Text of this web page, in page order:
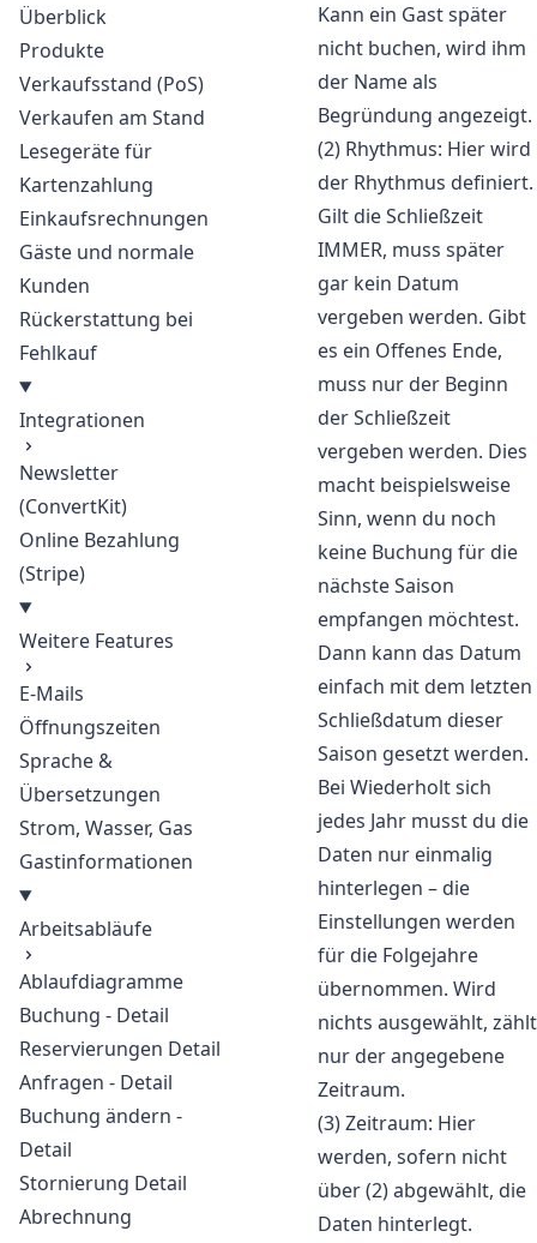
Überblick
Produkte
Verkaufsstand (PoS)
Verkaufen am Stand
Lesegeräte für
Kartenzahlung
Einkaufsrechnungen
Gäste und normale
Kunden
Rückerstattung bei
Fehlkauf
Integrationen
Newsletter
(ConvertKit)
Online Bezahlung
(Stripe)
Weitere Features
E-Mails
Öffnungszeiten
Sprache &
Übersetzungen
Strom, Wasser, Gas
Gastinformationen
Arbeitsabläufe
Ablaufdiagramme
Buchung - Detail
Reservierungen Detail
Anfragen - Detail
Buchung ändern -
Detail
Stornierung Detail
Abrechnung
Kann ein Gast später
nicht buchen, wird ihm
der Name als
Begründung angezeigt.
(2) Rhythmus: Hier wird
der Rhythmus definiert.
Gilt die Schließzeit
IMMER, muss später
gar kein Datum
vergeben werden. Gibt
es ein Offenes Ende,
muss nur der Beginn
der Schließzeit
vergeben werden. Dies
macht beispielsweise
Sinn, wenn du noch
keine Buchung für die
nächste Saison
empfangen möchtest.
Dann kann das Datum
einfach mit dem letzten
Schließdatum dieser
Saison gesetzt werden.
Bei Wiederholt sich
jedes Jahr musst du die
Daten nur einmalig
hinterlegen – die
Einstellungen werden
für die Folgejahre
übernommen. Wird
nichts ausgewählt, zählt
nur der angegebene
Zeitraum.
(3) Zeitraum: Hier
werden, sofern nicht
über (2) abgewählt, die
Daten hinterlegt.